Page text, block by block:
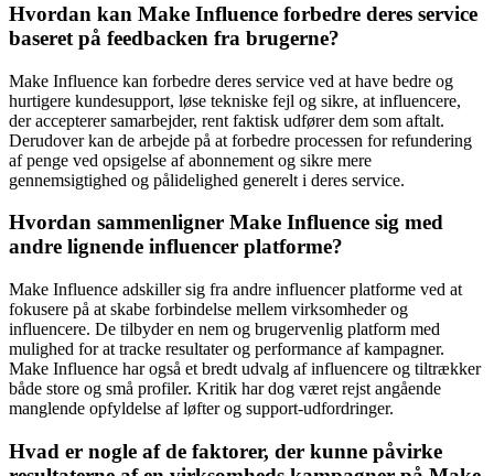
Hvordan kan Make Influence forbedre deres service
baseret på feedbacken fra brugerne?
Make Influence kan forbedre deres service ved at have bedre og
hurtigere kundesupport, løse tekniske fejl og sikre, at influencere,
der accepterer samarbejder, rent faktisk udfører dem som aftalt.
Derudover kan de arbejde på at forbedre processen for refundering
af penge ved opsigelse af abonnement og sikre mere
gennemsigtighed og pålidelighed generelt i deres service.
Hvordan sammenligner Make Influence sig med
andre lignende influencer platforme?
Make Influence adskiller sig fra andre influencer platforme ved at
fokusere på at skabe forbindelse mellem virksomheder og
influencere. De tilbyder en nem og brugervenlig platform med
mulighed for at tracke resultater og performance af kampagner.
Make Influence har også et bredt udvalg af influencere og tiltrækker
både store og små profiler. Kritik har dog været rejst angående
manglende opfyldelse af løfter og support-udfordringer.
Hvad er nogle af de faktorer, der kunne påvirke